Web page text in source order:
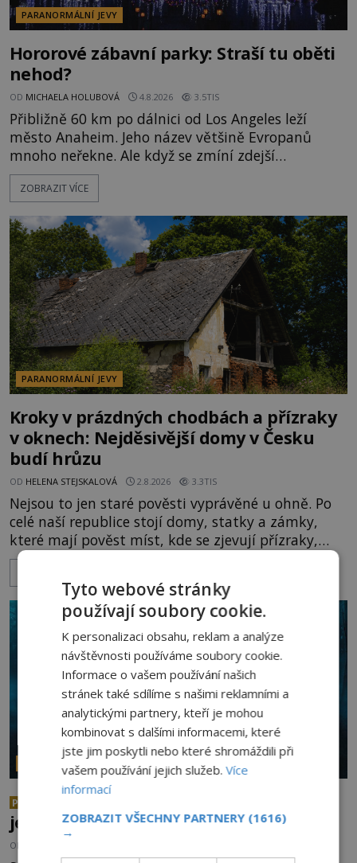
PARANORMÁLNÍ JEVY
Hororové zábavní parky: Straší tu oběti
nehod?
OD MICHAELA HOLUBOVÁ 4.8.2026 3.5TIS
Přibližně 60 km po dálnici od Los Angeles leží
město Anaheim. Jeho název většině Evropanů
mnoho neřekne. Ale když se zmíní zdejší
Disneyland, je hned jasno. Zábavní park vyroste na
poklidném místě bývalého sadu pomerančovníků.
kolem 17 000 000 zábavychtivých lidí ročně. A ač je
velká snaha to utajit, někteří z
ZOBRAZIT VÍCE
PARANORMÁLNÍ JEVY
Kroky v prázdných chodbách a přízraky
v oknech: Nejděsivější domy v Česku
budí hrůzu
OD HELENA STEJSKALOVÁ 2.8.2026 3.3TIS
Nejsou to jen staré pověsti vyprávěné u ohně. Po
celé naší republice stojí domy, statky a zámky,
které mají pověst míst, kde se zjevují přízraky,
ozývají nevysvětlitelné zvuky nebo se dějí podivné
vysvětlení, záhadologové upozorňují, že některé
lokality vykazují nápadně podobná svědectví po
celé generace. A právě tato opakující se svědectví
PARANORMÁLNÍ JEVY
PREMIUM
Nejděsivější lesy světa: Vstoupí
jen ti nejodvážnější!
OD
Tyto webové stránky
používají soubory cookie.
K personalizaci obsahu, reklam a analýze
návštěvnosti používáme soubory cookie.
Informace o vašem používání našich
stránek také sdílíme s našimi reklamními a
analytickými partnery, kteří je mohou
kombinovat s dalšími informacemi, které
jste jim poskytli nebo které shromáždili při
vašem používání jejich služeb.Více
informací
ZOBRAZIT VŠECHNY PARTNERY (1616)
→